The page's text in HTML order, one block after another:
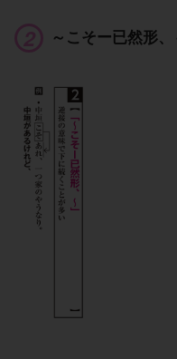
～こそー已然形、